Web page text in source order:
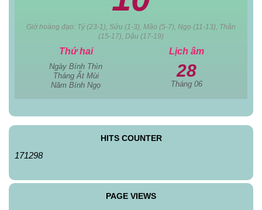
Giờ hoàng đạo: Tý (23-1), Sửu (1-3), Mão (5-7), Ngọ (11-13), Thân
(15-17), Dậu (17-19)
Thứ hai
Ngày Bính Thìn
Tháng Ất Mùi
Năm Bính Ngọ
Lịch âm
28
Tháng 06
HITS COUNTER
171298
PAGE VIEWS